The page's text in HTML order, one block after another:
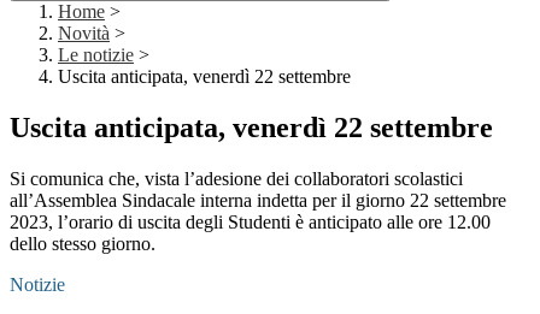
Home >
Novità >
Le notizie >
Uscita anticipata, venerdì 22 settembre
Uscita anticipata, venerdì 22 settembre
Si comunica che, vista l’adesione dei collaboratori scolastici
all’Assemblea Sindacale interna indetta per il giorno 22 settembre
2023, l’orario di uscita degli Studenti è anticipato alle ore 12.00
dello stesso giorno.
Notizie